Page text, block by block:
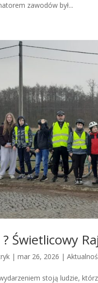
zawodów był...
Świetlicowy
|mar 26, 2026 |
stoją ludzie,